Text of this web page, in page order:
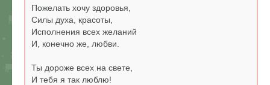
Пожелать хочу здоровья,
Силы духа, красоты,
Исполнения всех желаний
И, конечно же, любви.
Ты дороже всех на свете,
И тебя я так люблю!